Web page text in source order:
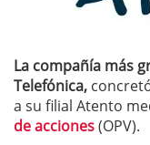
La compañía más
Telefónica,
a su filial Atento
de acciones(OPV).